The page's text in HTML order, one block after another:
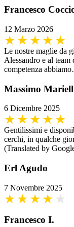
Francesco
12 Marzo 2026
Le nostre maglie da
Alessandro e al
competenza
Massimo
6 Dicembre 2025
Gentilissimi e
cerchi, in qualche
(Translated by
Erl Agudo
7 Novembre 2025
Francesco I.